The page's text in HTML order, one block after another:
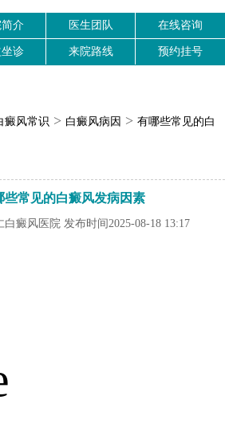
简介 医生团队 在线咨询
诊 来院路线 预约挂号
癜风常识 > 白癜风病因 > 有哪些常见的白
些常见的白癜风发病因素
癜风医院 发布时间2025-08-18 13:17